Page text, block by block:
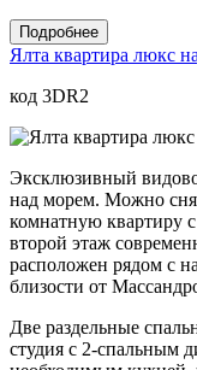
Подробнее
Ялта квартира люкс
код 3DR2
Эксклюзивный
над морем. Можно
комнатную квартиру
второй этаж
расположен рядом с
близости от
Две раздельные
студия с 2-спальным